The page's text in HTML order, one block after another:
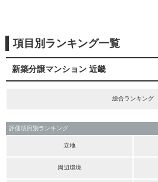
項目別ランキング一覧
新築分譲マンション 近畿
総合ランキング
評価項目別ランキング
立地
周辺環境